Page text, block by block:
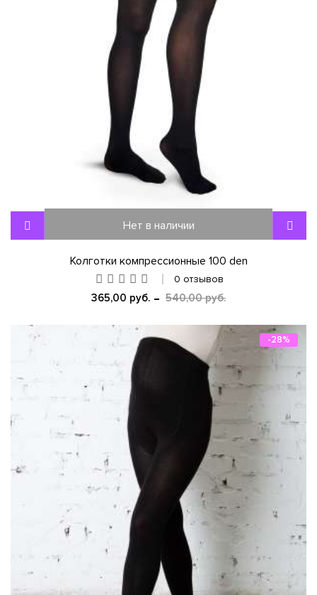
Нет в наличии
Колготки компрессионные 100 den
0 отзывов
365,00 руб. 540,00 руб.
-28%